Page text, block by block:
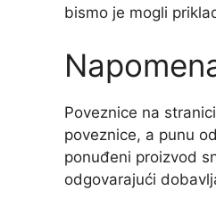
bismo je mogli
Poveznice na
poveznice, a punu
ponuđeni proizvod
odgovarajući